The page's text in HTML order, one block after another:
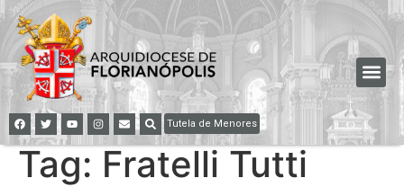
Tutela de Menores
Tag: Fratelli Tutti